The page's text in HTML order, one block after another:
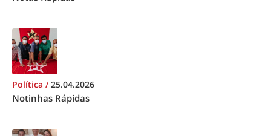
Política /25.04.2026
Notinhas Rápidas